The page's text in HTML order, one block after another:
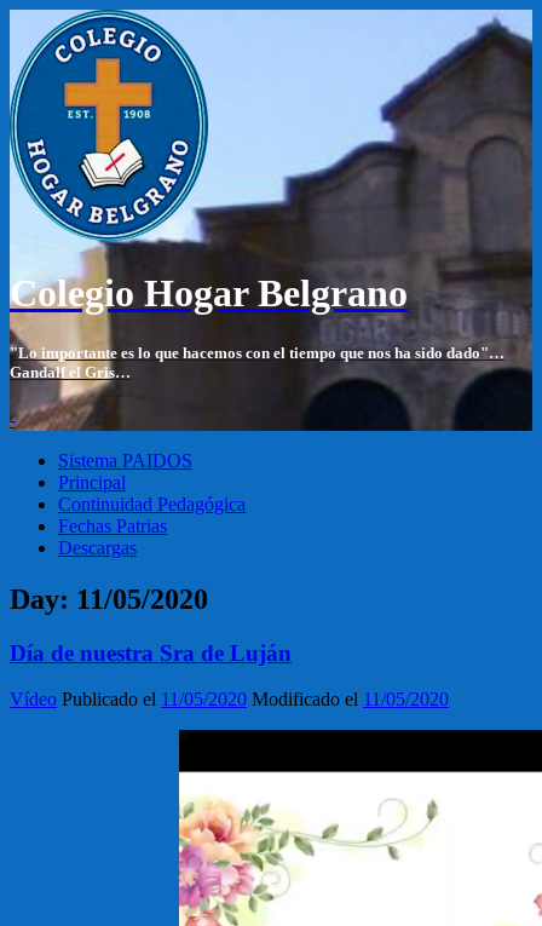
Colegio Hogar Belgrano
"Lo importante es lo que hacemos con el tiempo que nos ha sido dado"…
Gandalf el Gris…
-
Sistema PAIDOS
Principal
Continuidad Pedagógica
Fechas Patrias
Descargas
Day: 11/05/2020
Día de nuestra Sra de Luján
Vídeo Publicado el 11/05/2020 Modificado el 11/05/2020